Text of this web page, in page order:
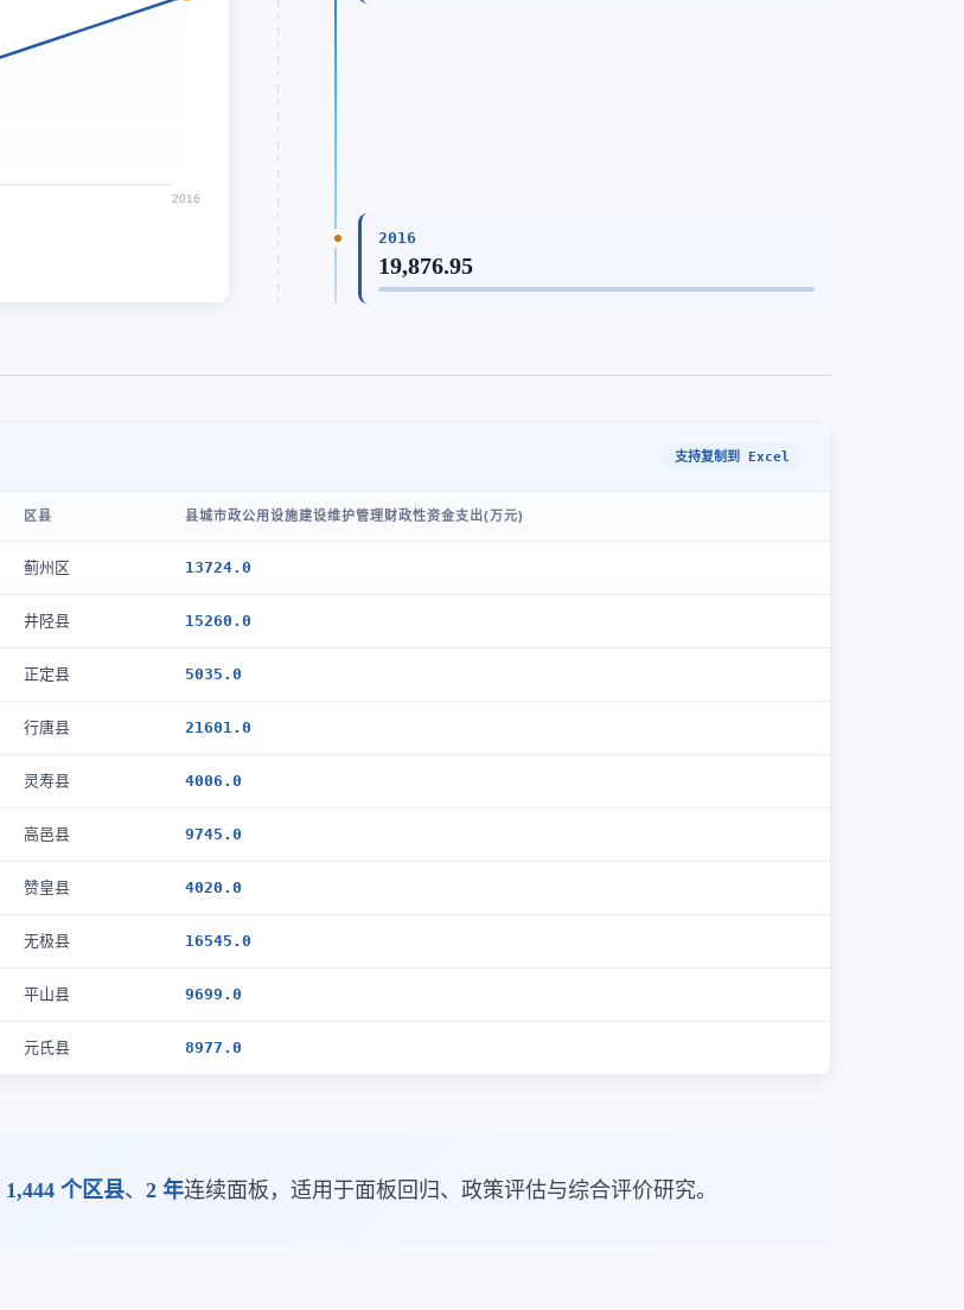
2016
2016
19,876.95
支持复制到 Excel
区县 县城市政公用设施建设维护管理财政性资金支出(万元)
蓟州区 13724.0
井陉县 15260.0
正定县 5035.0
行唐县 21601.0
灵寿县 4006.0
高邑县 9745.0
赞皇县 4020.0
无极县 16545.0
平山县 9699.0
元氏县 8977.0
1,444 个区县、 2 年连续面板，适用于面板回归、政策评估与综合评价研究。